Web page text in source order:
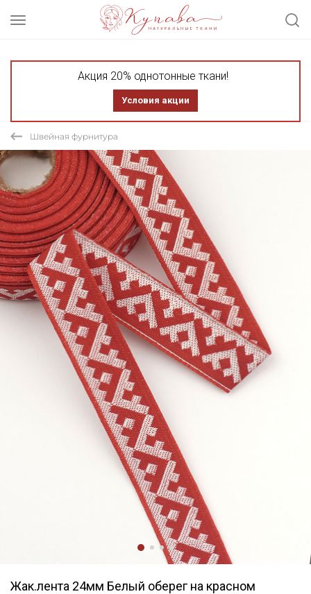
Акция 20% однотонные ткани!
Условия акции
Швейная фурнитура
Жак.лента 24мм Белый оберег на красном